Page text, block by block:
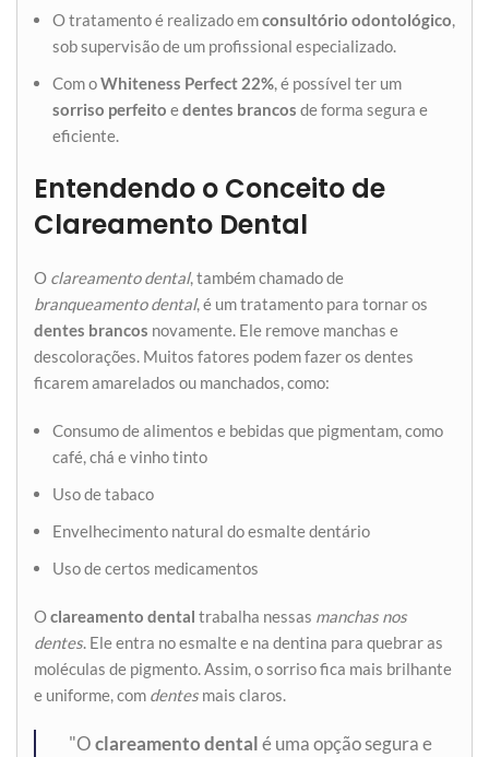
O tratamento é realizado emconsultório odontológico,
sob supervisão de um profissional especializado.
Com oWhiteness Perfect 22%, é possível ter um
sorriso perfeito edentes brancos de forma segura e
eficiente.
Entendendo o Conceito de
Clareamento Dental
O clareamento dental, também chamado de
branqueamento dental, é um tratamento para tornar os
dentes brancos novamente. Ele remove manchas e
descolorações. Muitos fatores podem fazer os dentes
ficarem amarelados ou manchados, como:
Consumo de alimentos e bebidas que pigmentam, como
café, chá e vinho tinto
Uso de tabaco
Envelhecimento natural do esmalte dentário
Uso de certos medicamentos
Oclareamento dental trabalha nessas manchas nos
dentes. Ele entra no esmalte e na dentina para quebrar as
moléculas de pigmento. Assim, o sorriso fica mais brilhante
e uniforme, com dentesmais claros.
"O clareamento dental é uma opção segura e